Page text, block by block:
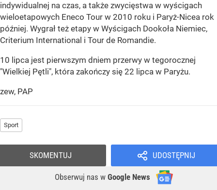
indywidualnej na czas, a także zwycięstwa w wyścigach
wieloetapowych Eneco Tour w 2010 roku i Paryż-Nicea rok
później. Wygrał też etapy w Wyścigach Dookoła Niemiec,
Criterium International i Tour de Romandie.
10 lipca jest pierwszym dniem przerwy w tegorocznej
"Wielkiej Pętli", która zakończy się 22 lipca w Paryżu.
zew, PAP
Sport
UDOSTĘPNIJ
Obserwuj nas w Google News
SKOMENTUJ